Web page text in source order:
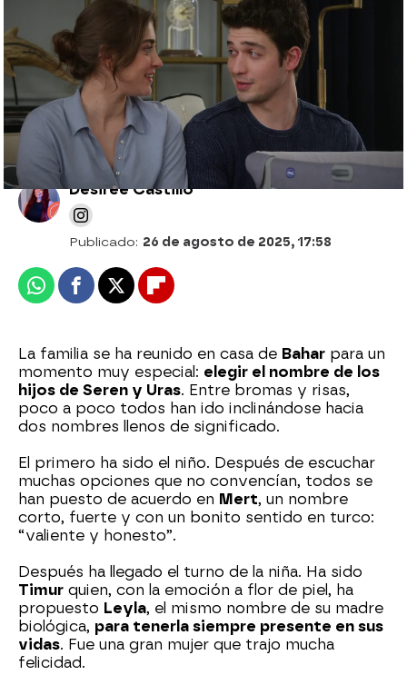
Milagro en quirófano: Bahar salva a Seren
y a sus bebés prematuros bajo una
presión extrema
Desirée Castillo
Publicado: 26 de agosto de 2025, 17:58
WhatsappFacebook
X Flipboard
La familia se ha reunido en casa de Bahar para un
momento muy especial: elegir el nombre de los
hijos de Seren y Uras. Entre bromas y risas,
poco a poco todos han ido inclinándose hacia
dos nombres llenos de significado.
El primero ha sido el niño. Después de escuchar
muchas opciones que no convencían, todos se
han puesto de acuerdo en Mert, un nombre
corto, fuerte y con un bonito sentido en turco:
“valiente y honesto”.
Después ha llegado el turno de la niña. Ha sido
Timur quien, con la emoción a flor de piel, ha
propuesto Leyla, el mismo nombre de su madre
biológica, para tenerla siempre presente en sus
vidas. Fue una gran mujer que trajo mucha
felicidad.